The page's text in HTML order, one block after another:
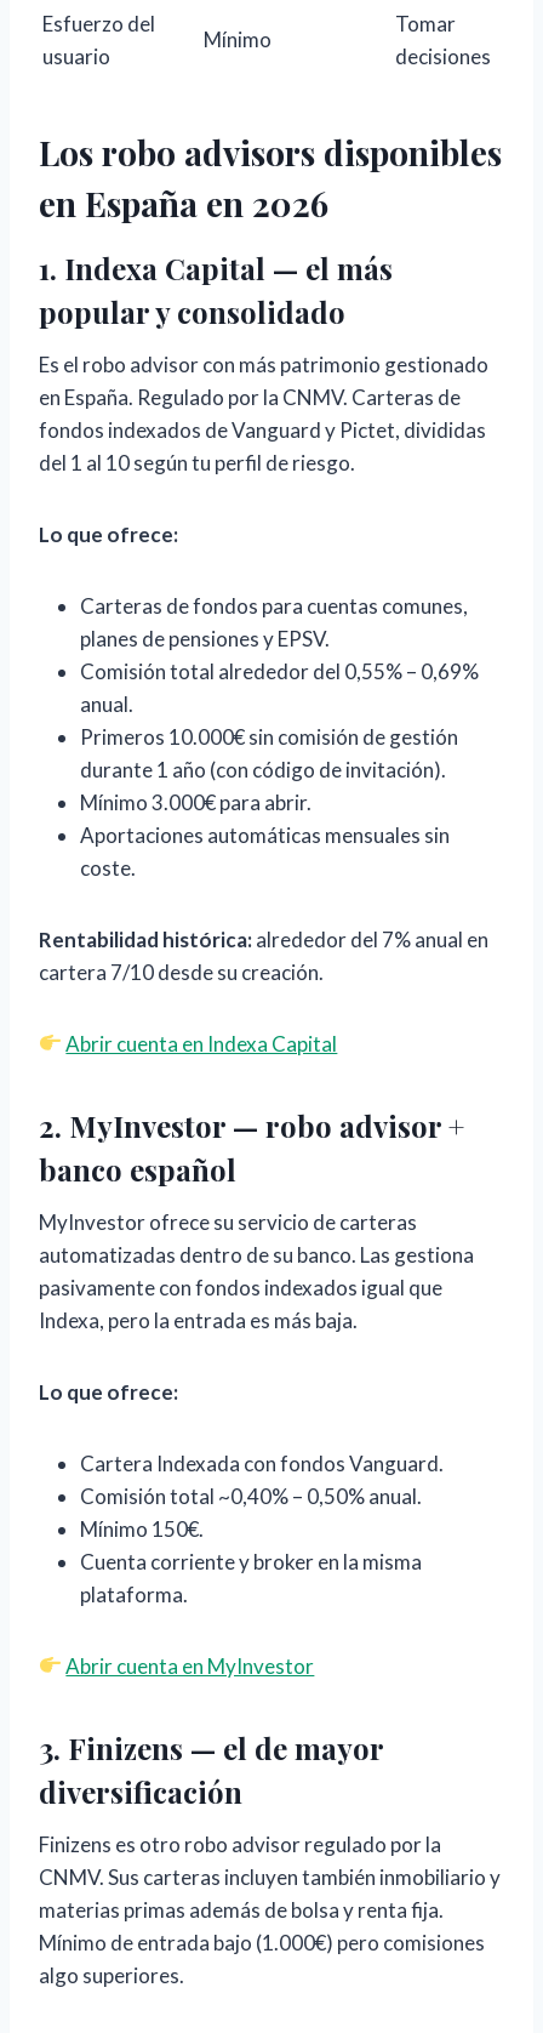
Esfuerzo del
usuario
Mínimo
Tomar
decisiones
Los robo advisors disponibles
en España en 2026
1. Indexa Capital — el más
popular y consolidado
Es el robo advisor con más patrimonio gestionado
en España. Regulado por la CNMV. Carteras de
fondos indexados de Vanguard y Pictet, divididas
del 1 al 10 según tu perfil de riesgo.
Lo que ofrece:
Carteras de fondos para cuentas comunes,
planes de pensiones y EPSV.
Comisión total alrededor del 0,55% – 0,69%
anual.
Primeros 10.000€ sin comisión de gestión
durante 1 año (con código de invitación).
Mínimo 3.000€ para abrir.
Aportaciones automáticas mensuales sin
coste.
Rentabilidad histórica:alrededor del 7% anual en
cartera 7/10 desde su creación.
Abrir cuenta en Indexa Capital
2. MyInvestor — robo advisor +
banco español
MyInvestor ofrece su servicio de carteras
automatizadas dentro de su banco. Las gestiona
pasivamente con fondos indexados igual que
Indexa, pero la entrada es más baja.
Lo que ofrece:
Cartera Indexada con fondos Vanguard.
Comisión total ~0,40% – 0,50% anual.
Mínimo 150€.
Cuenta corriente y broker en la misma
plataforma.
Abrir cuenta en MyInvestor
3. Finizens — el de mayor
diversificación
Finizens es otro robo advisor regulado por la
CNMV. Sus carteras incluyen también inmobiliario y
materias primas además de bolsa y renta fija.
Mínimo de entrada bajo (1.000€) pero comisiones
algo superiores.